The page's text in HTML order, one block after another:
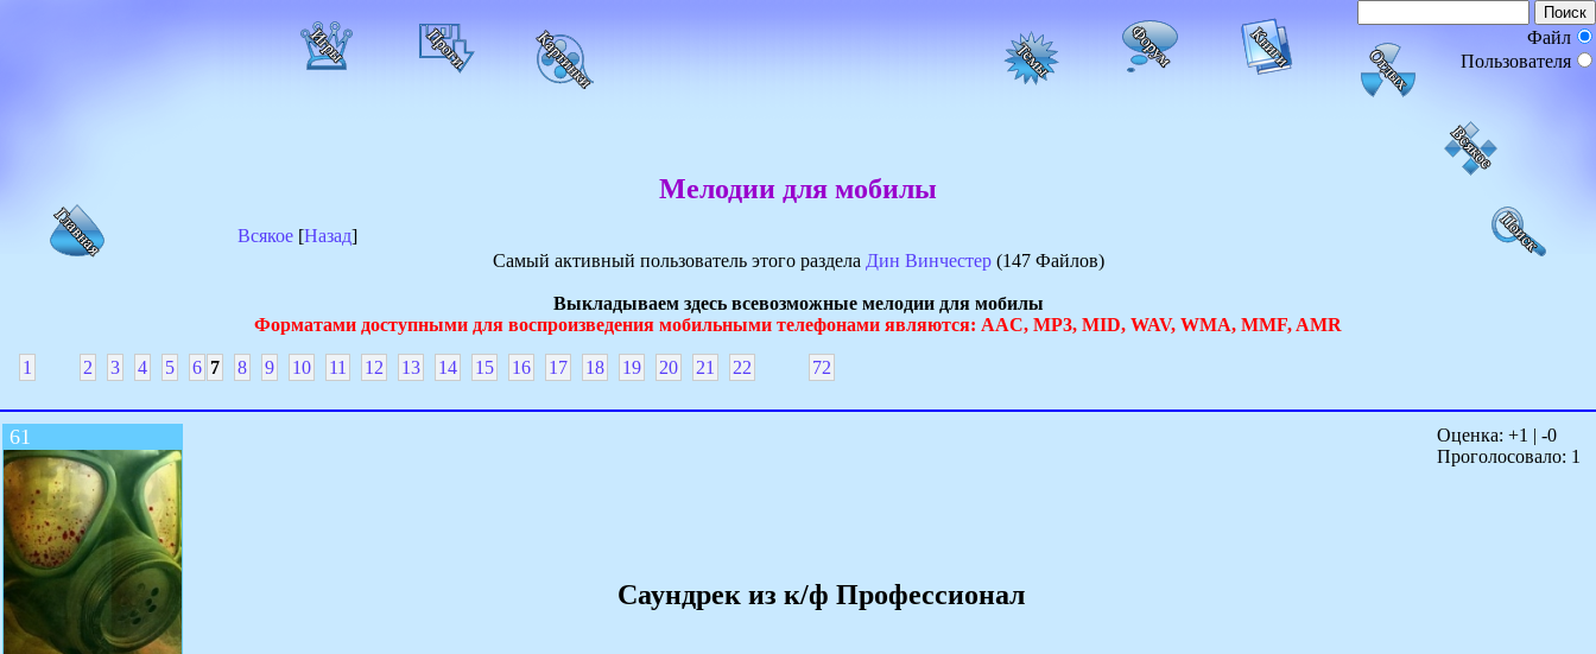
Файл
Пользователя
Всякое [Назад]
Мелодии для мобилы
Самый активный пользователь этого раздела Дин Винчестер(147 Файлов)
Выкладываем здесь всевозможные мелодии для мобилы
Форматами доступными для воспроизведения мобильными телефонами являются: AAC, MP3, MID, WAV, WMA, MMF, AMR
1 2 3 4 5 6 7 8 9 10 11 12 13 14 15 16 17 18 19 20 21 22 72
61
Саундрек из к/ф Профессионал
Оценка: +1 | -0
Проголосовало: 1